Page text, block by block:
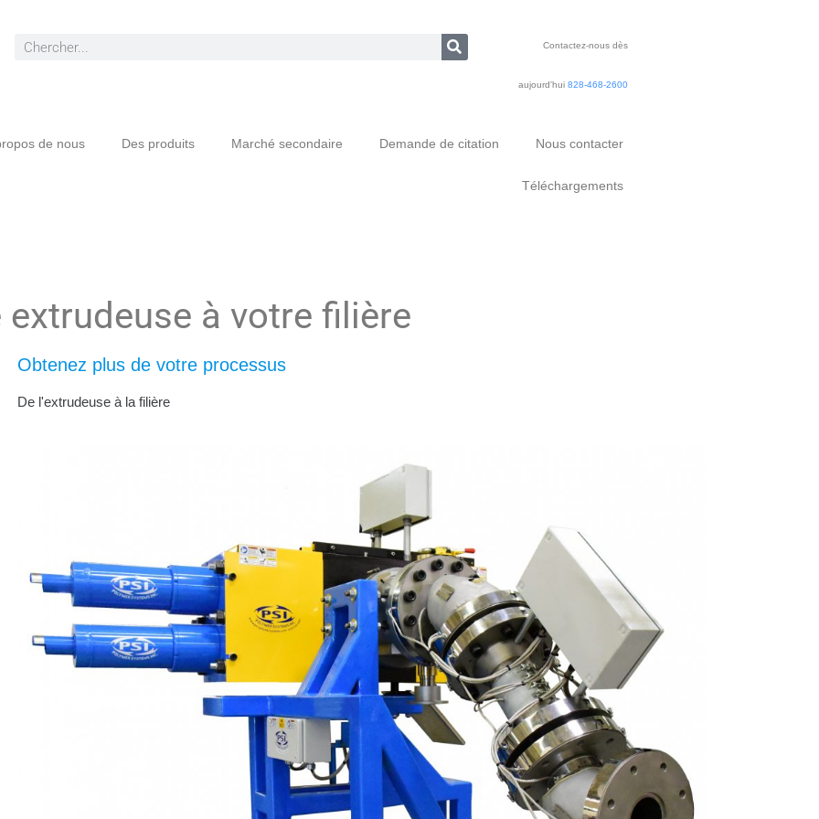
Contactez-nous dès
aujourd'hui828-468-2600
de nous Des produits Marché secondaire Demande de citation Nous contacter
Téléchargements
à votre filière
Obtenez plus de votre processus
De l'extrudeuse à la filière